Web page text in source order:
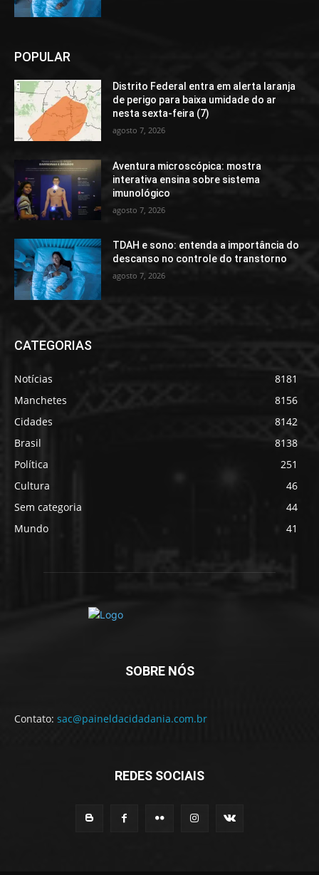
POPULAR
Distrito Federal entra em alerta laranja
de perigo para baixa umidade do ar
nesta sexta-feira (7)
agosto 7, 2026
Aventura microscópica: mostra
interativa ensina sobre sistema
imunológico
agosto 7, 2026
TDAH e sono: entenda a importância do
descanso no controle do transtorno
agosto 7, 2026
CATEGORIAS
Notícias
8181
Manchetes
8156
Cidades
8142
Brasil
8138
Política
251
Cultura
46
Sem categoria
44
Mundo
41
SOBRE NÓS
Contato: sac@paineldacidadania.com.br
REDES SOCIAIS